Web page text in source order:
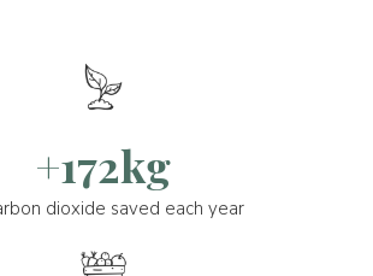
+172kg
dioxide saved each year